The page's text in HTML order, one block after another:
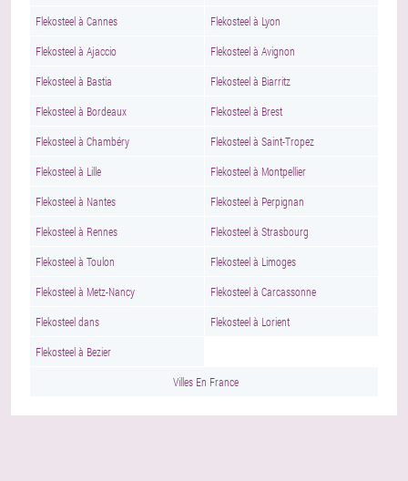
Flekosteel à Cannes Flekosteel à Lyon
Flekosteel à Ajaccio Flekosteel à Avignon
Flekosteel à Bastia Flekosteel à Biarritz
Flekosteel à Bordeaux Flekosteel à Brest
Flekosteel à Chambéry Flekosteel à Saint-Tropez
Flekosteel à Lille Flekosteel à Montpellier
Flekosteel à Nantes Flekosteel à Perpignan
Flekosteel à Rennes Flekosteel à Strasbourg
Flekosteel à Toulon Flekosteel à Limoges
Flekosteel à Metz-Nancy Flekosteel à Carcassonne
Flekosteel dans Flekosteel à Lorient
Flekosteel à Bezier
Villes En France